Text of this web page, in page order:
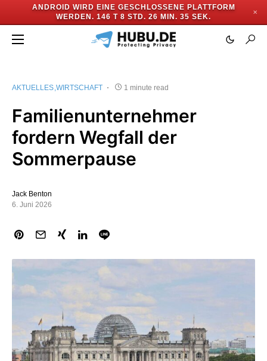
ANDROID WIRD EINE GESCHLOSSENE PLATTFORM
WERDEN. 146 T 8 STD. 26 MIN. 35 SEK.
✕
AKTUELLES WIRTSCHAFT 1 minute read
Familienunternehmer
fordern Wegfall der
Sommerpause
Jack Benton
6. Juni 2026